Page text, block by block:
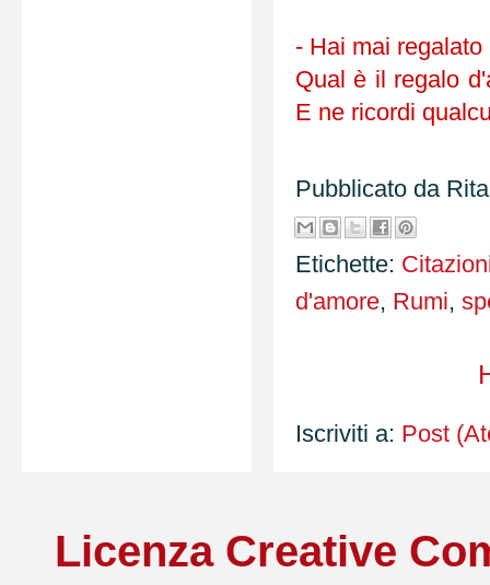
- Hai mai
Qual è il regalo
E ne ricordi
Pubblicato da
Etichette:
d'amore, Rumi,
Iscriviti a: Post
Licenza Creative